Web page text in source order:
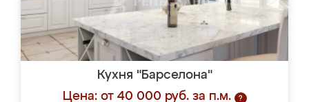
Кухня "Барселона"
Цена: от 40 000 руб. за п.м.
?